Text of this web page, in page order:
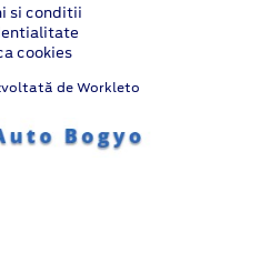
si conditii
cookies
de Workleto